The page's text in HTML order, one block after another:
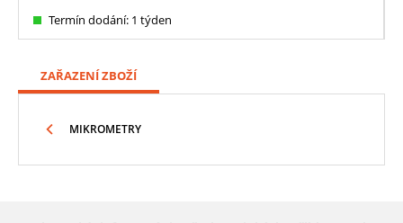
Termín dodání: 1 týden
ZAŘAZENÍ ZBOŽÍ
MIKROMETRY